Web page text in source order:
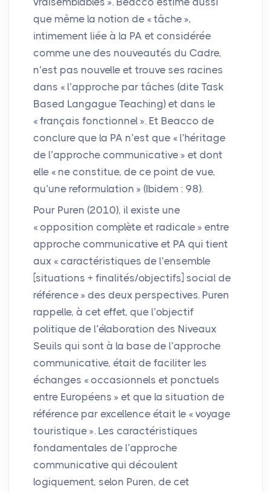
que même la notion de « tâche »,
intimement liée à la PA et considérée
comme une des nouveautés du Cadre,
n’est pas nouvelle et trouve ses racines
dans « l’approche par tâches (dite Task
Based Langague Teaching) et dans le
« français fonctionnel ». Et Beacco de
conclure que la PA n’est que « l’héritage
de l’approche communicative » et dont
elle « ne constitue, de ce point de vue,
qu’une reformulation » (Ibidem : 98).
Pour Puren (2010), il existe une
« opposition complète et radicale » entre
approche communicative et PA qui tient
aux « caractéristiques de l’ensemble
[situations + finalités/objectifs] social de
référence » des deux perspectives. Puren
rappelle, à cet effet, que l’objectif
politique de l’élaboration des Niveaux
Seuils qui sont à la base de l’approche
communicative, était de faciliter les
échanges « occasionnels et ponctuels
entre Européens » et que la situation de
référence par excellence était le « voyage
touristique ». Les caractéristiques
fondamentales de l’approche
communicative qui découlent
logiquement, selon Puren, de cet